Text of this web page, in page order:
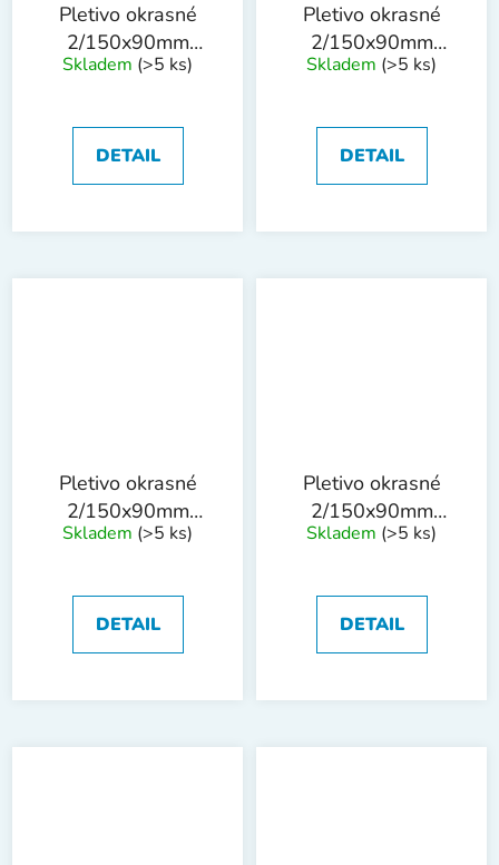
Pletivo okrasné
2/150x90mm
0.4x25m PVC
Skladem (>5 ks)
DETAIL
Pletivo okrasné
2/150x90mm
0.65x25m PVC
Skladem (>5 ks)
DETAIL
Pletivo okrasné
2/150x90mm
0.9x25M PVC
Skladem (>5 ks)
DETAIL
Pletivo okrasné
2/150x90mm
1.2x25m PVC
Skladem (>5 ks)
DETAIL